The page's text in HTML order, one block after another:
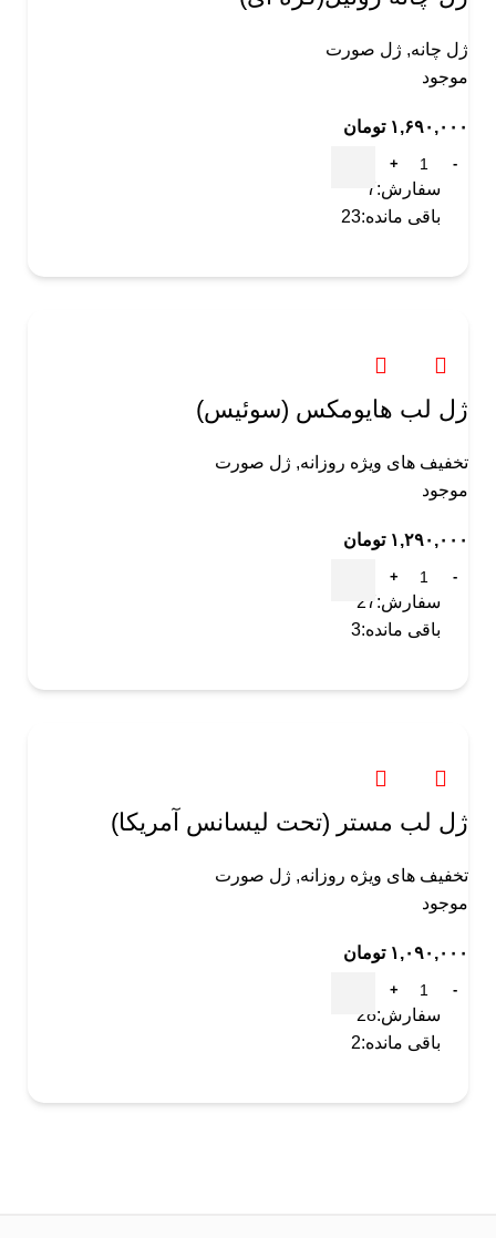
ژل چانه, ژل صورت
موجود
۱,۶۹۰,۰۰۰ تومان
سفارش:7
باقی مانده:23
ژل لب هایومکس (سوئیس)
تخفیف های ویژه روزانه, ژل صورت
موجود
۱,۲۹۰,۰۰۰ تومان
سفارش:27
باقی مانده:3
ژل لب مستر (تحت لیسانس آمریکا)
تخفیف های ویژه روزانه, ژل صورت
موجود
۱,۰۹۰,۰۰۰ تومان
سفارش:28
باقی مانده:2